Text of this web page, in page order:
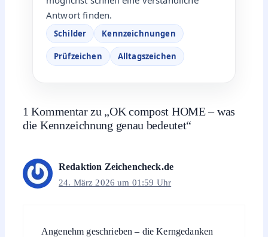
Antwort finden.
Schilder Kennzeichnungen
Prüfzeichen Alltagszeichen
1 Kommentar zu „OK compost HOME – was
die Kennzeichnung genau bedeutet“
Redaktion Zeichencheck.de
24. März 2026 um 01:59 Uhr
Angenehm geschrieben – die Kerngedanken